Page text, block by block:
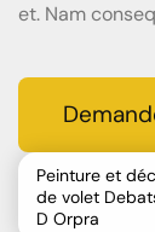
et. Nam
Peinture et
de volet
D Orpra